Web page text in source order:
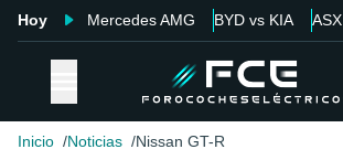
Hoy Mercedes AMG BYD vs KIA ASX
Inicio Noticias Nissan GT-R